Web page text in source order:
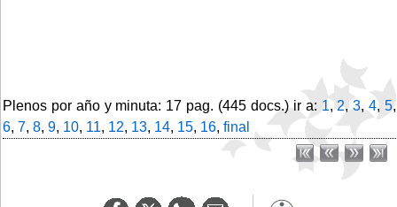
Plenos por año y minuta: 17 pag. (445 docs.) ir a: 1,2,3,4,5,
6, 7, 8, 9, 10, 11, 12, 13, 14, 15, 16, final